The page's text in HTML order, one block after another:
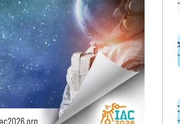
BTY Kılavuzları
BTYK (Mülga)
Arşiv
Yapay Zekâ Politikası
Üretken Yapay Zekâ Rehberi
Merkezi